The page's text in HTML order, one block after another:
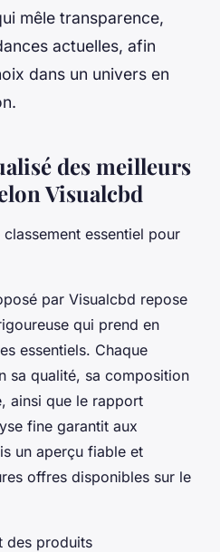
mêle transparence,
actuelles, afin
dans un univers en
des meilleurs
Visualcbd
essentiel pour
par Visualcbd repose
qui prend en
essentiels. Chaque
sa qualité, sa composition
ainsi que le rapport
fine garantit aux
un aperçu fiable et
offres disponibles sur le
des produits